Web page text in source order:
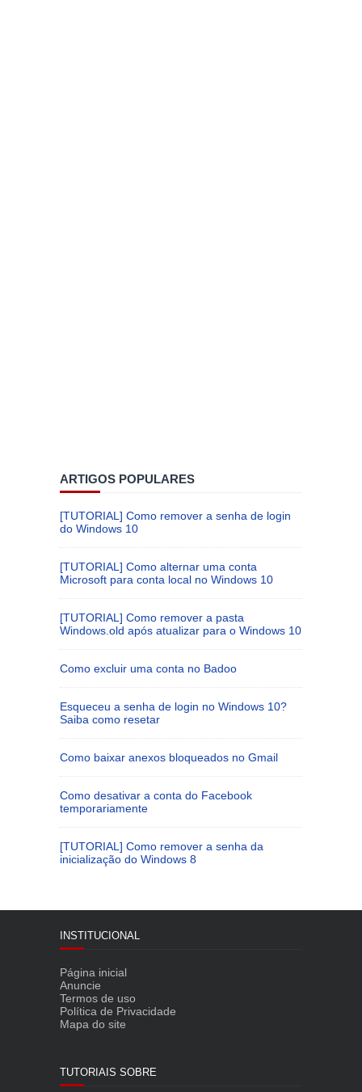
ARTIGOS POPULARES
[TUTORIAL] Como remover a senha de login
do Windows 10
[TUTORIAL] Como alternar uma conta
Microsoft para conta local no Windows 10
[TUTORIAL] Como remover a pasta
Windows.old após atualizar para o Windows 10
Como excluir uma conta no Badoo
Esqueceu a senha de login no Windows 10?
Saiba como resetar
Como baixar anexos bloqueados no Gmail
Como desativar a conta do Facebook
temporariamente
[TUTORIAL] Como remover a senha da
inicialização do Windows 8
INSTITUCIONAL
Página inicial
Anuncie
Termos de uso
Política de Privacidade
Mapa do site
TUTORIAIS SOBRE